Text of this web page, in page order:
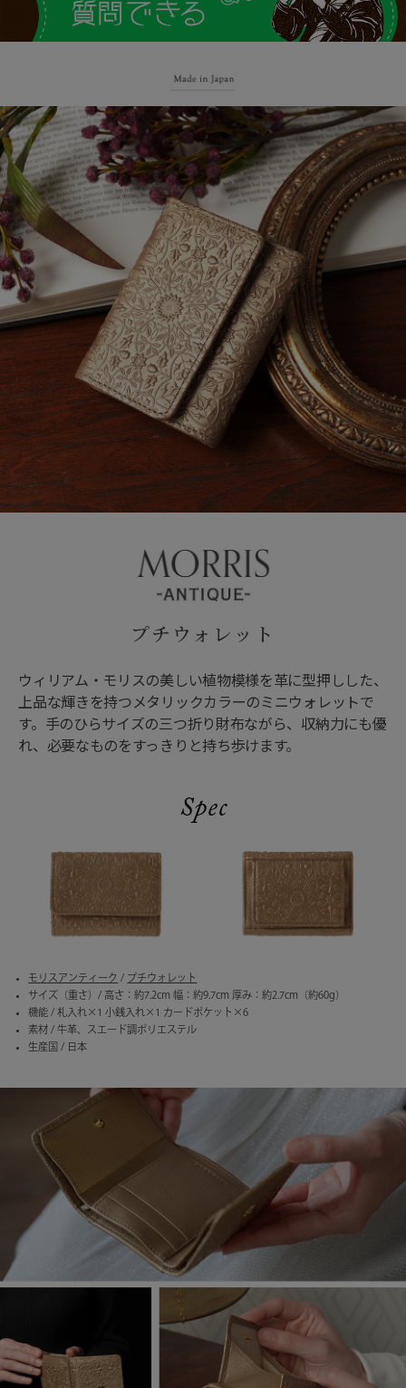
プチウォレット
ウィリアム・モリスの美しい植物模様を革に型押しした、
上品な輝きを持つメタリックカラーのミニウォレットで
す。手のひらサイズの三つ折り財布ながら、収納力にも優
れ、必要なものをすっきりと持ち歩けます。
Spec
モリスアンティーク / プチウォレット
サイズ（重さ）/ 高さ：約7.2cm 幅：約9.7cm 厚み：約2.7cm（約60g）
機能 / 札入れ×1 小銭入れ×1 カードポケット×6
素材 / 牛革、スエード調ポリエステル
生産国 / 日本